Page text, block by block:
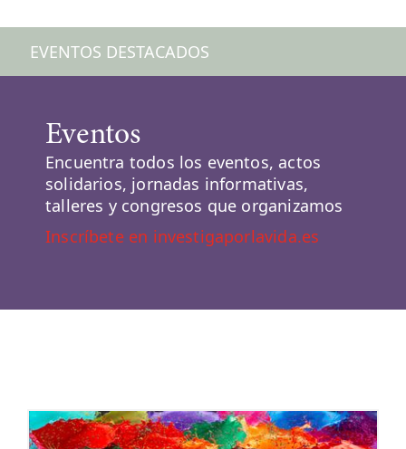
EVENTOS DESTACADOS
Eventos
Encuentra todos los eventos, actos
solidarios, jornadas informativas,
talleres y congresos que organizamos
Inscríbete en investigaporlavida.es